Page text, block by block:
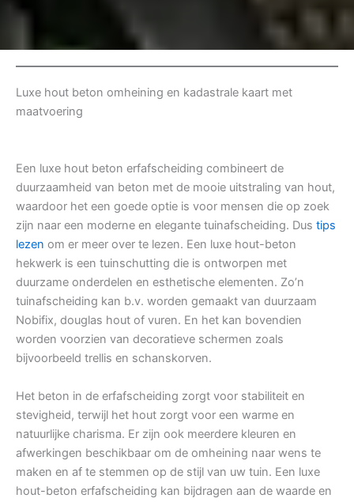
Luxe hout beton omheining en kadastrale kaart met
maatvoering
Een luxe hout beton erfafscheiding combineert de
duurzaamheid van beton met de mooie uitstraling van hout,
waardoor het een goede optie is voor mensen die op zoek
zijn naar een moderne en elegante tuinafscheiding. Dus tips
lezen om er meer over te lezen. Een luxe hout-beton
hekwerk is een tuinschutting die is ontworpen met
duurzame onderdelen en esthetische elementen. Zo’n
tuinafscheiding kan b.v. worden gemaakt van duurzaam
Nobifix, douglas hout of vuren. En het kan bovendien
worden voorzien van decoratieve schermen zoals
bijvoorbeeld trellis en schanskorven.
Het beton in de erfafscheiding zorgt voor stabiliteit en
stevigheid, terwijl het hout zorgt voor een warme en
natuurlijke charisma. Er zijn ook meerdere kleuren en
afwerkingen beschikbaar om de omheining naar wens te
maken en af te stemmen op de stijl van uw tuin. Een luxe
hout-beton erfafscheiding kan bijdragen aan de waarde en